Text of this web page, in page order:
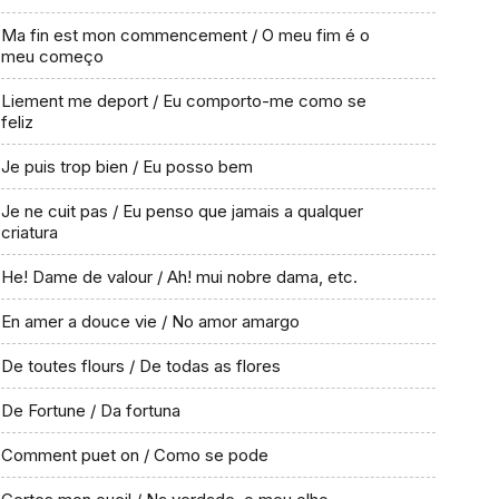
Ma fin est mon commencement / O meu fim é o
meu começo
Liement me deport / Eu comporto-me como se
feliz
Je puis trop bien / Eu posso bem
Je ne cuit pas / Eu penso que jamais a qualquer
criatura
He! Dame de valour / Ah! mui nobre dama, etc.
En amer a douce vie / No amor amargo
De toutes flours / De todas as flores
De Fortune / Da fortuna
Comment puet on / Como se pode